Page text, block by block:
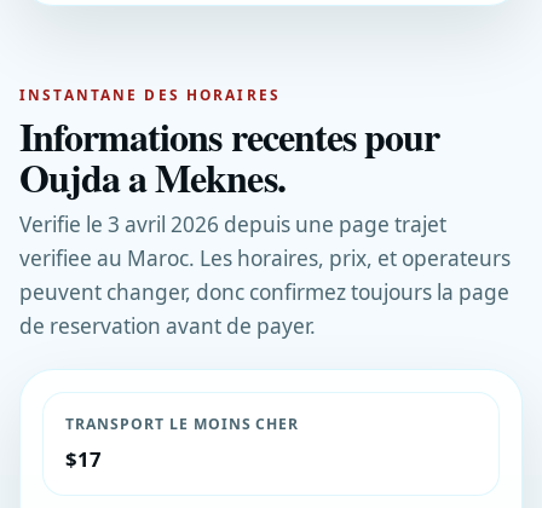
INSTANTANE DES HORAIRES
Informations recentes pour
Oujda a Meknes.
Verifie le 3 avril 2026 depuis une page trajet
verifiee au Maroc. Les horaires, prix, et operateurs
peuvent changer, donc confirmez toujours la page
de reservation avant de payer.
TRANSPORT LE MOINS CHER
$17